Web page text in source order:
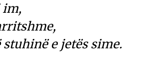
im,
e jetës sime.